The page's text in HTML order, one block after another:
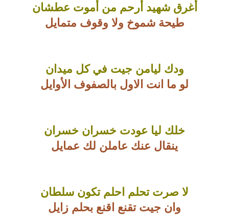
أغرق شهيد أرحم من أموت عطشان
طيحة شموخ ولا وقوف متمايل
ودك ليامن جيت في كل ميدان
لو ما انت الاول بالصفوف الأوايل
خلك ليا عودت خسران خسران
ينقال عنك عاملن لك عمايل
لا صرت تحلم احلم تكون سلطان
وان جيت تقنع اقنع بحلم زايل